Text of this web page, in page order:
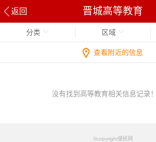
返回 晋城高等教育
分类 区域
查看附近的信息
没有找到高等教育相关信息记录！
©copyright便民网